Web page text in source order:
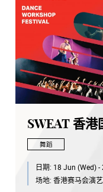
SWEAT 香港
舞蹈
日期: 18 Jun (Wed) -
场地: 香港赛马会演